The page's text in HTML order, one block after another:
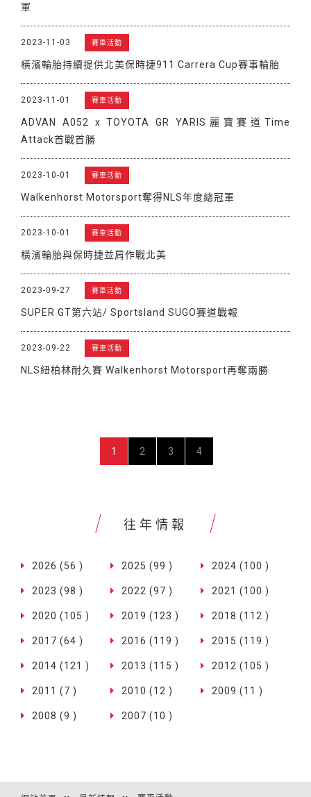
軍
2023-11-03 賽車活動
橫濱輪胎持續提供北美保時捷911 Carrera Cup賽事輪胎
2023-11-01 賽車活動
ADVAN A052 x TOYOTA GR YARIS麗寶賽道Time
Attack首戰首勝
2023-10-01 賽車活動
Walkenhorst Motorsport奪得NLS年度總冠軍
2023-10-01 賽車活動
橫濱輪胎與保時捷並肩作戰北美
2023-09-27 賽車活動
SUPER GT第六站/ Sportsland SUGO賽道戰報
2023-09-22 賽車活動
NLS紐柏林耐久賽 Walkenhorst Motorsport再奪兩勝
1 2 3 4
往年情報
2026 (56 ) 2025 (99 ) 2024 (100 )
2023 (98 ) 2022 (97 ) 2021 (100 )
2020 (105 ) 2019 (123 ) 2018 (112 )
2017 (64 ) 2016 (119 ) 2015 (119 )
2014 (121 ) 2013 (115 ) 2012 (105 )
2011 (7 ) 2010 (12 ) 2009 (11 )
2008 (9 ) 2007 (10 )